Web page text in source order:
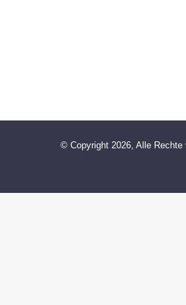
© Copyright 2026, Alle